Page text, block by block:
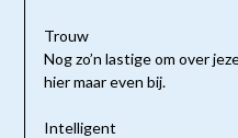
Trouw
Nog zo’n lastige om over
hier maar even bij.
Intelligent